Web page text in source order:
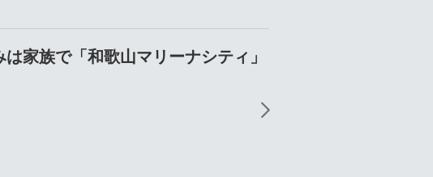
家族で「和歌山マリーナシティ」